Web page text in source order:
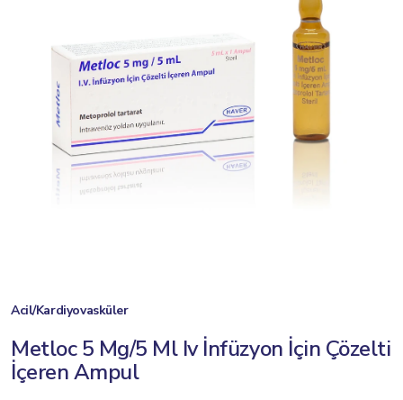
Acil/Kardiyovasküler
Metloc 5 Mg/5 Ml Iv İnfüzyon İçin Çözelti
İçeren Ampul